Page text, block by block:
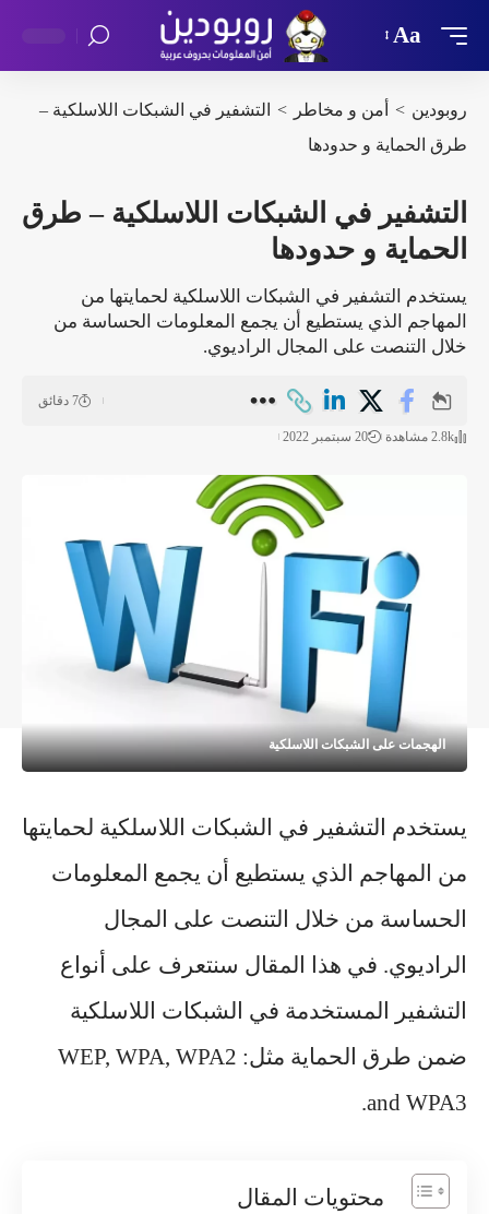
Aa
روبودين > أمن و مخاطر >
التشفير في الشبكات اللاسلكية –
طرق الحماية و حدودها
التشفير في الشبكات اللاسلكية – طرق
الحماية و حدودها
يستخدم التشفير في الشبكات اللاسلكية لحمايتها من
المهاجم الذي يستطيع أن يجمع المعلومات الحساسة من
خلال التنصت على المجال الراديوي.
2.8k مشاهدة 20 سبتمبر 2022
7 دقائق
الهجمات على الشبكات اللاسلكية
يستخدم التشفير في الشبكات اللاسلكية لحمايتها
من المهاجم الذي يستطيع أن يجمع المعلومات
الحساسة من خلال التنصت على المجال
الراديوي. في هذا المقال سنتعرف على أنواع
التشفير المستخدمة في الشبكات اللاسلكية
ضمن طرق الحماية مثل: WEP, WPA, WPA2
and WPA3.
محتويات المقال